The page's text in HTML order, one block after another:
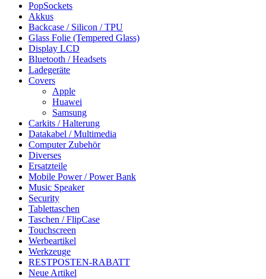
PopSockets
Akkus
Backcase / Silicon / TPU
Glass Folie (Tempered Glass)
Display LCD
Bluetooth / Headsets
Ladegeräte
Covers
Apple
Huawei
Samsung
Carkits / Halterung
Datakabel / Multimedia
Computer Zubehör
Diverses
Ersatzteile
Mobile Power / Power Bank
Music Speaker
Security
Tablettaschen
Taschen / FlipCase
Touchscreen
Werbeartikel
Werkzeuge
RESTPOSTEN-RABATT
Neue Artikel